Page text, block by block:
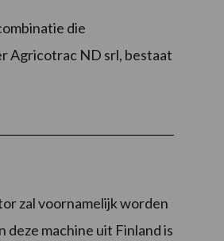
die
Agricotrac ND srl, bestaat
zal voornamelijk worden
machine uit Finland is